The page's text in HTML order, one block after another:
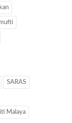
SARAS
Malaya